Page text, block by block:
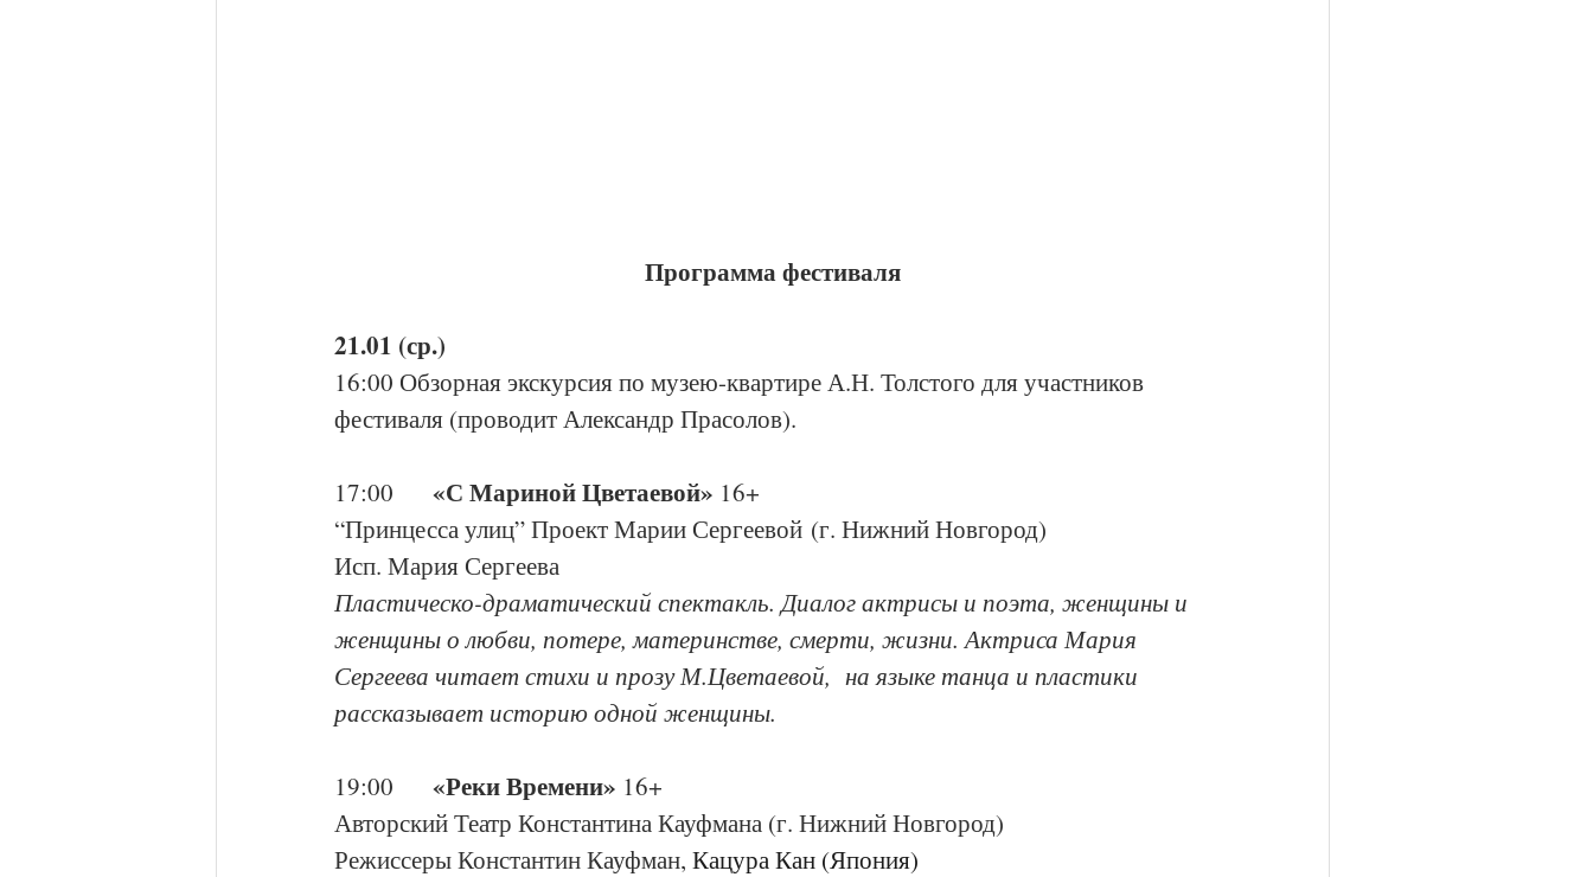
Программа фестиваля
21.01 (ср.)
16:00 Обзорная экскурсия по музею-квартире А.Н. Толстого для участников
фестиваля (проводит Александр Прасолов).
17:00 «С Мариной Цветаевой» 16+
“Принцесса улиц” Проект Марии Сергеевой (г. Нижний Новгород)
Исп. Мария Сергеева
Пластическо-драматический спектакль. Диалог актрисы и поэта, женщины и
женщины о любви, потере, материнстве, смерти, жизни. Актриса Мария
Сергеева читает стихи и прозу М.Цветаевой,  на языке танца и пластики
рассказывает историю одной женщины.
19:00 «Реки Времени» 16+
Авторский Театр Константина Кауфмана (г. Нижний Новгород)
Режиссеры Константин Кауфман, Кацура Кан (Япония)